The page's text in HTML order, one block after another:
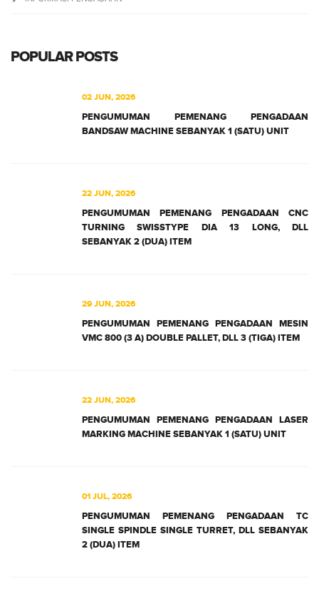
POPULAR POSTS
02 JUN, 2026
PENGUMUMAN PEMENANG PENGADAAN
BANDSAW MACHINE SEBANYAK 1 (SATU) UNIT
22 JUN, 2026
PENGUMUMAN PEMENANG PENGADAAN CNC
TURNING SWISSTYPE DIA 13 LONG, DLL
SEBANYAK 2 (DUA) ITEM
29 JUN, 2026
PENGUMUMAN PEMENANG PENGADAAN MESIN
VMC 800 (3 A) DOUBLE PALLET, DLL 3 (TIGA) ITEM
22 JUN, 2026
PENGUMUMAN PEMENANG PENGADAAN LASER
MARKING MACHINE SEBANYAK 1 (SATU) UNIT
01 JUL, 2026
PENGUMUMAN PEMENANG PENGADAAN TC
SINGLE SPINDLE SINGLE TURRET, DLL SEBANYAK
2 (DUA) ITEM